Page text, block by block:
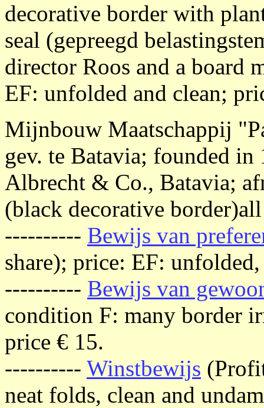
decorative border with
seal (gepreegd
director Roos and a board
EF: unfolded and clean;
Mijnbouw Maatschappij
gev. te Batavia; founded
Albrecht & Co., Batavia;
(black decorative
---------- Bewijs van
share); price: EF:
---------- Bewijs van
condition F: many border
price € 15.
---------- Winstbewijs
neat folds, clean and